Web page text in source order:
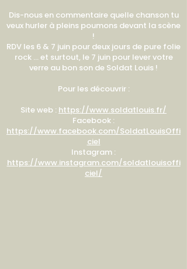
Dis-nous en commentaire quelle chanson tu
veux hurler à pleins poumons devant la scène
!
RDV les 6 & 7 juin pour deux jours de pure folie
rock ... et surtout, le 7 juin pour lever votre
verre au bon son de Soldat Louis !
Pour les découvrir :
Site web : https://www.soldatlouis.fr/
Facebook :
https://www.facebook.com/SoldatLouisOffi
ciel
Instagram :
https://www.instagram.com/soldatlouisoffi
ciel/